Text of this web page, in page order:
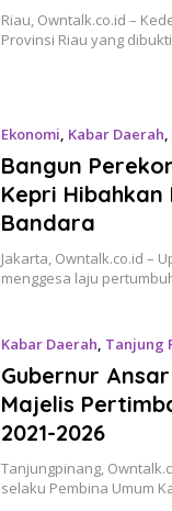
Riau, Owntalk.co.id –
Provinsi Riau yang
Ekonomi, Kabar Daerah,
Bangun
Kepri Hibahkan
Bandara
Jakarta, Owntalk.co.id –
menggesa laju
Kabar Daerah, Tanjung
Gubernur
Majelis
2021-2026
Tanjungpinang,
selaku Pembina Umum